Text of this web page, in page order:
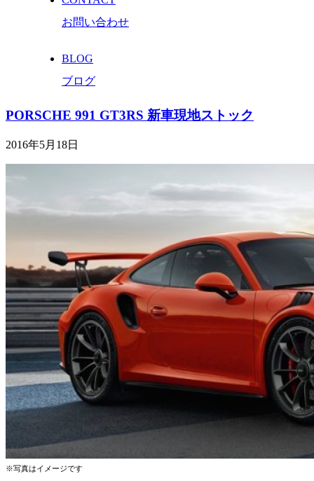
お問い合わせ
BLOG
ブログ
PORSCHE 991 GT3RS 新車現地ストック
2016年5月18日
※写真はイメージです